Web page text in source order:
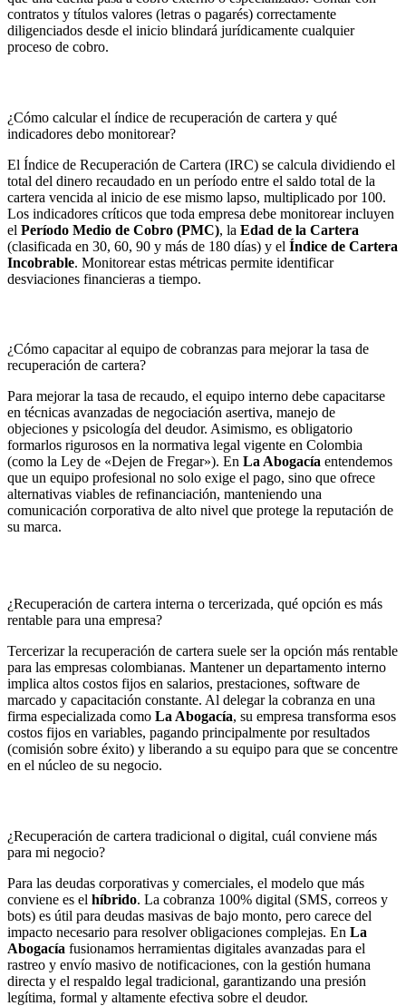
contratos y títulos valores (letras o pagarés) correctamente
diligenciados desde el inicio blindará jurídicamente cualquier
proceso de cobro.
¿Cómo calcular el índice de recuperación de cartera y qué
indicadores debo monitorear?
El Índice de Recuperación de Cartera (IRC) se calcula dividiendo el
total del dinero recaudado en un período entre el saldo total de la
cartera vencida al inicio de ese mismo lapso, multiplicado por 100.
Los indicadores críticos que toda empresa debe monitorear incluyen
el Período Medio de Cobro (PMC), la Edad de la Cartera
(clasificada en 30, 60, 90 y más de 180 días) y el Índice de Cartera
Incobrable. Monitorear estas métricas permite identificar
desviaciones financieras a tiempo.
¿Cómo capacitar al equipo de cobranzas para mejorar la tasa de
recuperación de cartera?
Para mejorar la tasa de recaudo, el equipo interno debe capacitarse
en técnicas avanzadas de negociación asertiva, manejo de
objeciones y psicología del deudor. Asimismo, es obligatorio
formarlos rigurosos en la normativa legal vigente en Colombia
(como la Ley de «Dejen de Fregar»). En La Abogacía entendemos
que un equipo profesional no solo exige el pago, sino que ofrece
alternativas viables de refinanciación, manteniendo una
comunicación corporativa de alto nivel que protege la reputación de
su marca.
¿Recuperación de cartera interna o tercerizada, qué opción es más
rentable para una empresa?
Tercerizar la recuperación de cartera suele ser la opción más rentable
para las empresas colombianas. Mantener un departamento interno
implica altos costos fijos en salarios, prestaciones, software de
marcado y capacitación constante. Al delegar la cobranza en una
firma especializada como La Abogacía, su empresa transforma esos
costos fijos en variables, pagando principalmente por resultados
(comisión sobre éxito) y liberando a su equipo para que se concentre
en el núcleo de su negocio.
¿Recuperación de cartera tradicional o digital, cuál conviene más
para mi negocio?
Para las deudas corporativas y comerciales, el modelo que más
conviene es el híbrido. La cobranza 100% digital (SMS, correos y
bots) es útil para deudas masivas de bajo monto, pero carece del
impacto necesario para resolver obligaciones complejas. En La
Abogacía fusionamos herramientas digitales avanzadas para el
rastreo y envío masivo de notificaciones, con la gestión humana
directa y el respaldo legal tradicional, garantizando una presión
legítima, formal y altamente efectiva sobre el deudor.